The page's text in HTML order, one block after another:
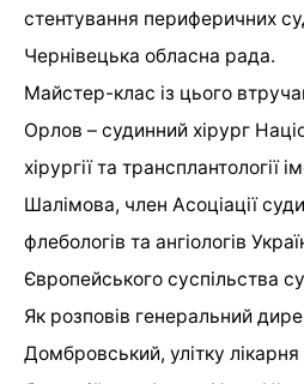
стентування периферичних
Чернівецька обласна рада.
Майстер-клас із цього
Орлов – судинний хірург
хірургії та трансплантології
Шалімова, член Асоціації
флебологів та ангіологів
Європейського суспільства
Як розповів генеральний
Домбровський, улітку